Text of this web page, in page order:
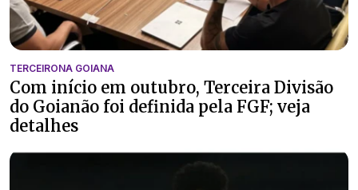
TERCEIRONA GOIANA
Com início em outubro, Terceira Divisão
do Goianão foi definida pela FGF; veja
detalhes